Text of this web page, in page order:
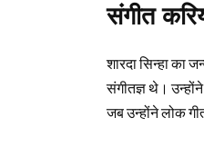
संगीत
शारदा सिन्‍हा का
संगीतज्ञ थे।
जब उन्होंने लोक